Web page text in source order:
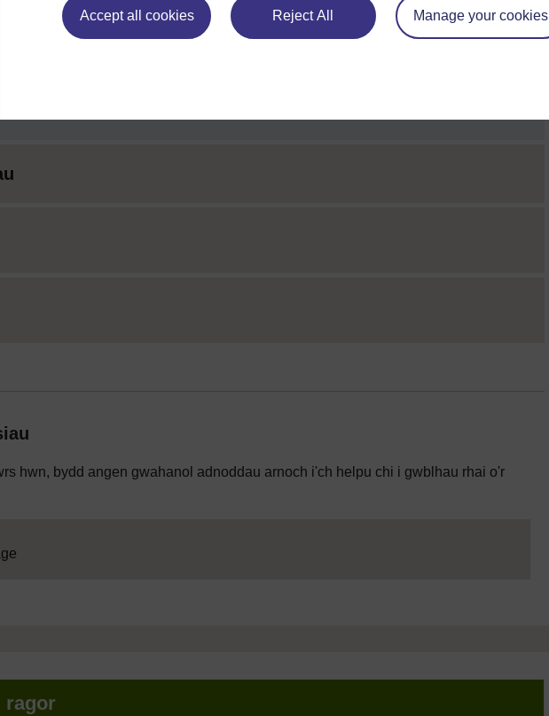
Accept all cookies Reject All Manage your cookies
hwn, bydd angen gwahanol adnoddau arnoch i'ch helpu chi i gwblhau rhai o'r
ragor